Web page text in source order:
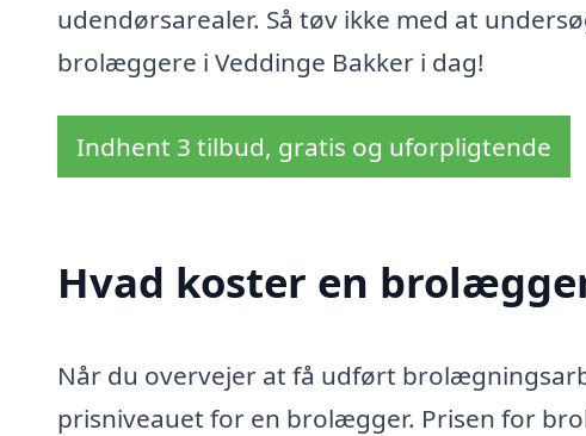
udendørsarealer. Så tøv ikke med at
brolæggere i Veddinge Bakker i dag!
Indhent 3 tilbud, gratis og uforpligtende
Hvad koster en
Når du overvejer at få udført
prisniveauet for en brolægger. Prisen for